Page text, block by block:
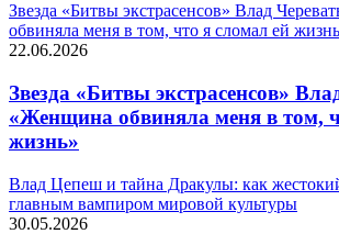
Звезда «Битвы экстрасенсов» Влад
обвиняла меня в том, что я сломал ей
22.06.2026
Звезда «Битвы экстрасенсов»
«Женщина обвиняла меня в том,
жизнь»
Влад Цепеш и тайна Дракулы: как
главным вампиром мировой культуры
30.05.2026